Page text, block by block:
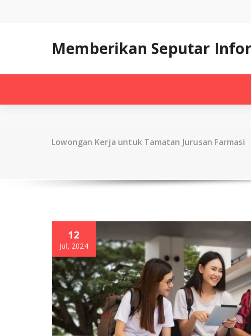
content
Memberikan Seputar
Lowongan Kerja untuk Tamatan Jurusan Farmasi
12
Jul, 2024